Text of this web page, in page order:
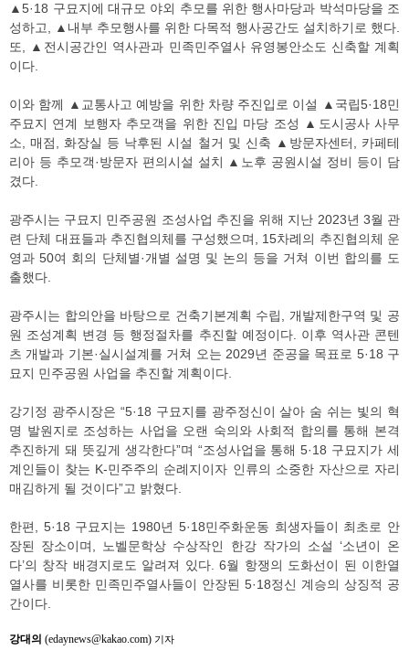
▲5·18 구묘지에 대규모 야외 추모를 위한 행사마당과 박석마당을 조
성하고, ▲내부 추모행사를 위한 다목적 행사공간도 설치하기로 했다.
또, ▲전시공간인 역사관과 민족민주열사 유영봉안소도 신축할 계획
이다.
이와 함께 ▲교통사고 예방을 위한 차량 주진입로 이설 ▲국립5·18민
주묘지 연계 보행자 추모객을 위한 진입 마당 조성 ▲도시공사 사무
소, 매점, 화장실 등 낙후된 시설 철거 및 신축 ▲방문자센터, 카페테
리아 등 추모객·방문자 편의시설 설치 ▲노후 공원시설 정비 등이 담
겼다.
광주시는 구묘지 민주공원 조성사업 추진을 위해 지난 2023년 3월 관
련 단체 대표들과 추진협의체를 구성했으며, 15차례의 추진협의체 운
영과 50여 회의 단체별·개별 설명 및 논의 등을 거쳐 이번 합의를 도
출했다.
광주시는 합의안을 바탕으로 건축기본계획 수립, 개발제한구역 및 공
원 조성계획 변경 등 행정절차를 추진할 예정이다. 이후 역사관 콘텐
츠 개발과 기본·실시설계를 거쳐 오는 2029년 준공을 목표로 5·18 구
묘지 민주공원 사업을 추진할 계획이다.
강기정 광주시장은 “5·18 구묘지를 광주정신이 살아 숨 쉬는 빛의 혁
명 발원지로 조성하는 사업을 오랜 숙의와 사회적 합의를 통해 본격
추진하게 돼 뜻깊게 생각한다”며 “조성사업을 통해 5·18 구묘지가 세
계인들이 찾는 K-민주주의 순례지이자 인류의 소중한 자산으로 자리
매김하게 될 것이다”고 밝혔다.
한편, 5·18 구묘지는 1980년 5·18민주화운동 희생자들이 최초로 안
장된 장소이며, 노벨문학상 수상작인 한강 작가의 소설 ‘소년이 온
다’의 창작 배경지로도 알려져 있다. 6월 항쟁의 도화선이 된 이한열
열사를 비롯한 민족민주열사들이 안장된 5·18정신 계승의 상징적 공
간이다.
강대의 (edaynews@kakao.com) 기자